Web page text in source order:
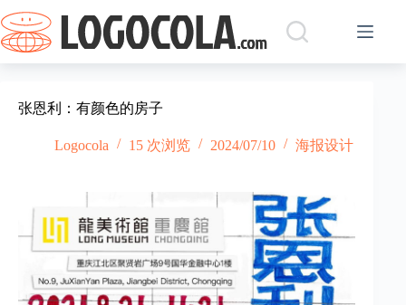
过
内
容
张恩利：有颜色的房子
Logocola 15 次浏览 2024/07/10 海报设计